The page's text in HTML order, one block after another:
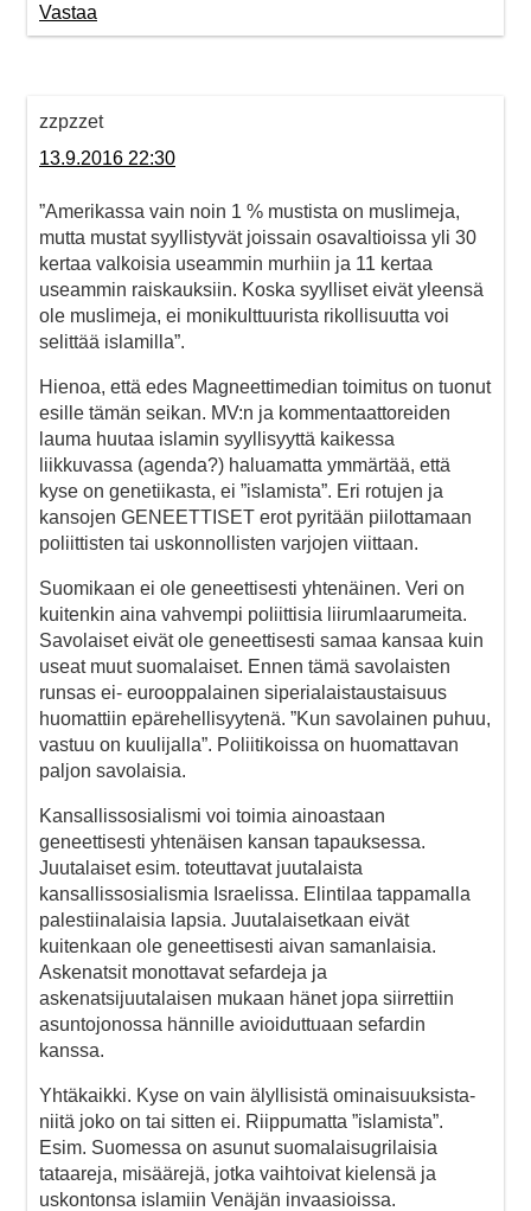
Vastaa
zzpzzet
13.9.2016 22:30
”Amerikassa vain noin 1 % mustista on muslimeja,
mutta mustat syyllistyvät joissain osavaltioissa yli 30
kertaa valkoisia useammin murhiin ja 11 kertaa
useammin raiskauksiin. Koska syylliset eivät yleensä
ole muslimeja, ei monikulttuurista rikollisuutta voi
selittää islamilla”.
Hienoa, että edes Magneettimedian toimitus on tuonut
esille tämän seikan. MV:n ja kommentaattoreiden
lauma huutaa islamin syyllisyyttä kaikessa
liikkuvassa (agenda?) haluamatta ymmärtää, että
kyse on genetiikasta, ei ”islamista”. Eri rotujen ja
kansojen GENEETTISET erot pyritään piilottamaan
poliittisten tai uskonnollisten varjojen viittaan.
Suomikaan ei ole geneettisesti yhtenäinen. Veri on
kuitenkin aina vahvempi poliittisia liirumlaarumeita.
Savolaiset eivät ole geneettisesti samaa kansaa kuin
useat muut suomalaiset. Ennen tämä savolaisten
runsas ei- eurooppalainen siperialaistaustaisuus
huomattiin epärehellisyytenä. ”Kun savolainen puhuu,
vastuu on kuulijalla”. Poliitikoissa on huomattavan
paljon savolaisia.
Kansallissosialismi voi toimia ainoastaan
geneettisesti yhtenäisen kansan tapauksessa.
Juutalaiset esim. toteuttavat juutalaista
kansallissosialismia Israelissa. Elintilaa tappamalla
palestiinalaisia lapsia. Juutalaisetkaan eivät
kuitenkaan ole geneettisesti aivan samanlaisia.
Askenatsit monottavat sefardeja ja
askenatsijuutalaisen mukaan hänet jopa siirrettiin
asuntojonossa hännille avioiduttuaan sefardin
kanssa.
Yhtäkaikki. Kyse on vain älyllisistä ominaisuuksista-
niitä joko on tai sitten ei. Riippumatta ”islamista”.
Esim. Suomessa on asunut suomalaisugrilaisia
tataareja, misäärejä, jotka vaihtoivat kielensä ja
uskontonsa islamiin Venäjän invaasioissa.